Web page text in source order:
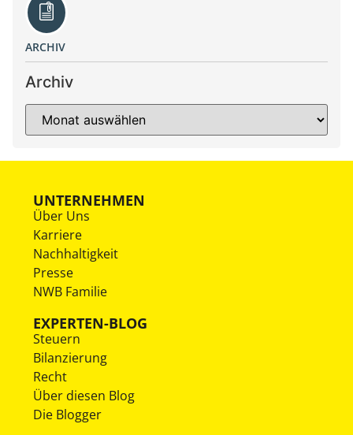
ARCHIV
Archiv
UNTERNEHMEN
Über Uns
Karriere
Nachhaltigkeit
Presse
NWB Familie
EXPERTEN-BLOG
Steuern
Bilanzierung
Recht
Über diesen Blog
Die Blogger